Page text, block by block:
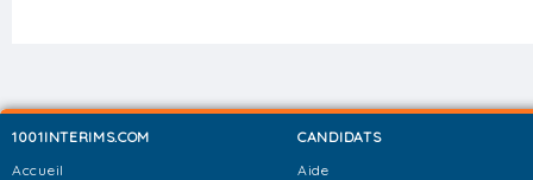
1001INTERIMS.COM
Accueil
CANDIDATS
Aide